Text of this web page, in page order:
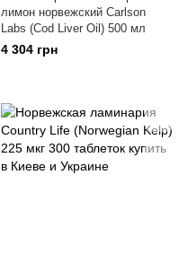
лимон норвежский Carlson
Labs (Cod Liver Oil) 500 мл
4 304 грн